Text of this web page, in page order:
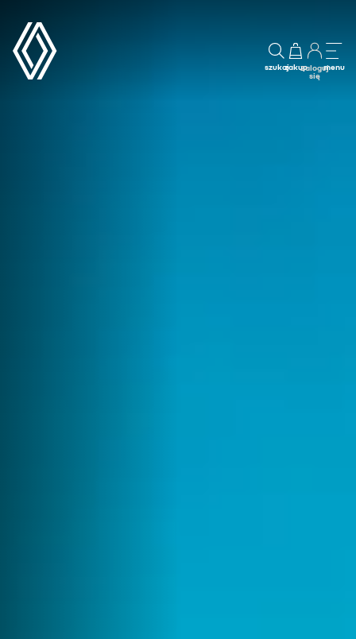
szukajzakupZaloguj
się
menu